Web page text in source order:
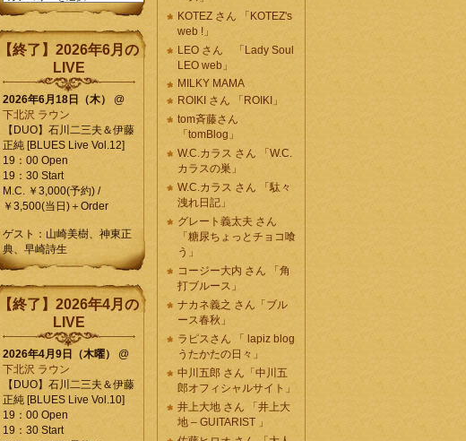
テ
リ
ー
【終了】2026年6月の
LIVE
2026年6月18日（木）
@
下北沢 ラウン
【DUO】石川二三夫＆伊藤
正純 [BLUES Live Vol.12]
19：00 Open
19：30 Start
M.C. ￥3,000(予約) /
￥3,500(当日)＋Order
ゲスト：山崎美樹、神東正
典、早崎詩生
【終了】2026年4月の
LIVE
2026年4月9日（木曜）
@
下北沢 ラウン
【DUO】石川二三夫＆伊藤
正純 [BLUES Live Vol.10]
19：00 Open
19：30 Start
KOTEZ さん 「KOTEZ's
web !」
LEO さん 「Lady Soul
LEO web」
MILKY MAMA
ROIKI さん 「ROIKI」
tom斉藤さん
「tomBlog」
W.C.カラス さん 「W.C.
カラスの巣」
W.C.カラス さん 「駄々
洩れ日記」
グレート義太夫 さん
「糖尿ちょっとチョコ喰
う」
コージー大内 さん 「角
打ブルース」
ナカネ義之 さん「ブル
ース春秋」
ラピスさん 「 lapiz blog
うたかたの日々」
中川五郎 さん「中川五
郎オフィシャルサイト」
井上大地 さん 「井上大
地 – GUITARIST 」